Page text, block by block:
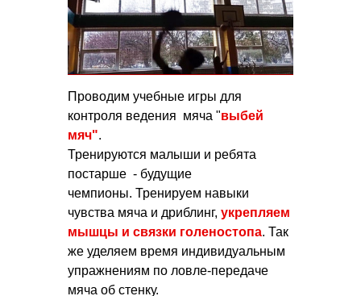
Проводим учебные игры для
контроля ведения мяча "выбей
мяч".
Тренируются малыши и ребята
постарше - будущие
чемпионы. Тренируем навыки
чувства мяча и дриблинг, укрепляем
мышцы и связки голеностопа. Так
же уделяем время индивидуальным
упражнениям по ловле-передаче
мяча об стенку.